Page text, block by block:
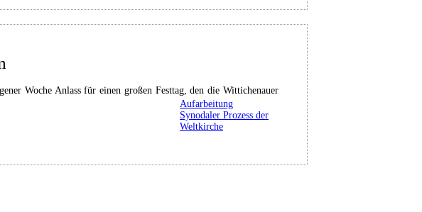
Aufarbeitung
Synodaler Prozess der
Weltkirche
Woche Anlass für einen großen Festtag, den die Wittichenauer